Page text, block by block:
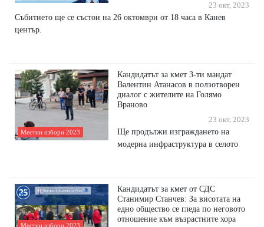
23 окт, 2023
Събитието ще се състои на 26 октомври от 18 часа в Канев
център.
Местни избори 2023
Кандидатът за кмет 3-ти мандат
Валентин Атанасов в ползотворен
диалог с жителите на Голямо
Враново
23 окт, 2023
Ще продължи изграждането на
модерна инфраструктура в селото
Местни избори 2023
Кандидатът за кмет от СДС
Станимир Станчев: За висотата на
едно общество се гледа по неговото
отношение към възрастните хора